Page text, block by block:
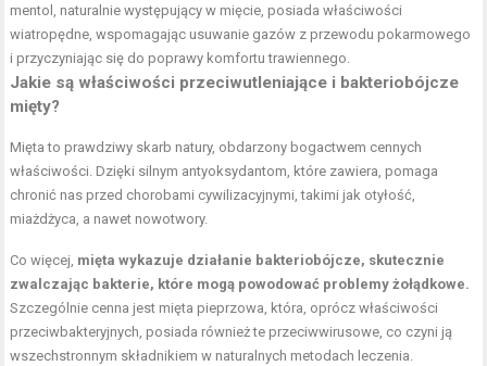
mentol, naturalnie występujący w mięcie, posiada właściwości
wiatropędne, wspomagając usuwanie gazów z przewodu pokarmowego
i przyczyniając się do poprawy komfortu trawiennego.
Jakie są właściwości przeciwutleniające i bakteriobójcze
mięty?
Mięta to prawdziwy skarb natury, obdarzony bogactwem cennych
właściwości. Dzięki silnym antyoksydantom, które zawiera, pomaga
chronić nas przed chorobami cywilizacyjnymi, takimi jak otyłość,
miażdżyca, a nawet nowotwory.
Co więcej, mięta wykazuje działanie bakteriobójcze, skutecznie
zwalczając bakterie, które mogą powodować problemy żołądkowe.
Szczególnie cenna jest mięta pieprzowa, która, oprócz właściwości
przeciwbakteryjnych, posiada również te przeciwwirusowe, co czyni ją
wszechstronnym składnikiem w naturalnych metodach leczenia.